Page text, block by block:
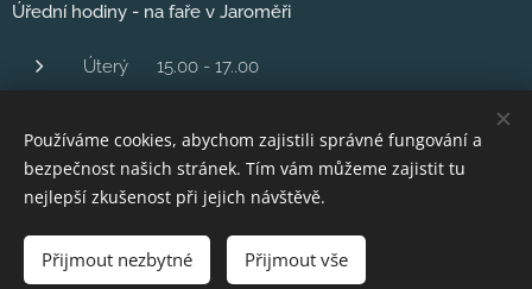
Úřední hodiny - na faře v Jaroměři
Úterý 15.00 - 17..00
Čtvrtek 16,00 - 18.00
Pátek 10..00 - 12.00
Vytvořeno službou Webnode Cookies
Používáme cookies, abychom zajistili správné fungování a
bezpečnost našich stránek. Tím vám můžeme zajistit tu
nejlepší zkušenost při jejich návštěvě.
Přijmout nezbytné Přijmout vše